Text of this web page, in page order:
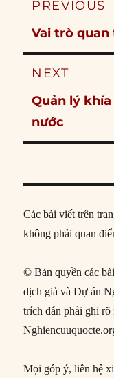
PREVIOUS
Previous
post:
Vai trò
NEXT
Next
post:
Quản lý
nước
Các bài viết trên
không phải quan
© Bản quyền các
dịch giả và Dự án
trích dẫn phải ghi
Mọi góp ý, liên hệ